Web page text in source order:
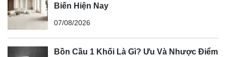
Biến Hiện Nay
07/08/2026
Bồn Cầu 1 Khối Là Gì? Ưu Và Nhược Điểm